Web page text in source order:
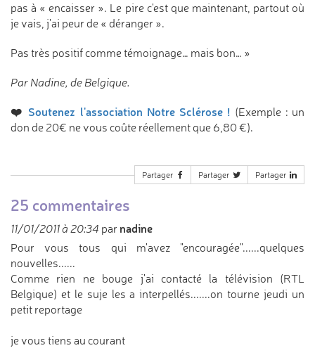
pas à « encaisser ». Le pire c'est que maintenant, partout où
je vais, j'ai peur de « déranger ».
Pas très positif comme témoignage… mais bon… »
Par Nadine, de Belgique.
❤️ Soutenez l'association Notre Sclérose ! (Exemple : un
don de 20€ ne vous coûte réellement que 6,80 €).
Partager Partager Partager
25 commentaires
11/01/2011 à 20:34 par nadine
Pour vous tous qui m'avez "encouragée"......quelques
nouvelles......
Comme rien ne bouge j'ai contacté la télévision (RTL
Belgique) et le suje les a interpellés.......on tourne jeudi un
petit reportage
je vous tiens au courant